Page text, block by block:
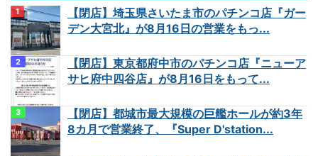
【閉店】埼玉県さいたま市のパチンコ店『ガー
デン大宮北』が8月16日の営業をもっ...
【閉店】東京都府中市のパチンコ店『ニューア
サヒ府中四谷店』が8月16日をもって...
【閉店】都城市最大規模の巨艦ホールが約3年
8カ月で営業終了、『Super D'station...